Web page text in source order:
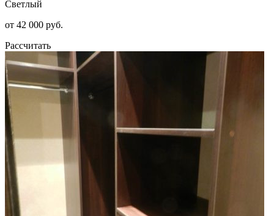
Светлый
от 42 000 руб.
Рассчитать